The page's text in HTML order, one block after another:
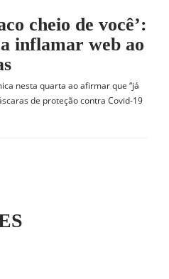
cheio de você’:
inflamar web ao
nesta quarta ao afirmar que “já
de proteção contra Covid-19